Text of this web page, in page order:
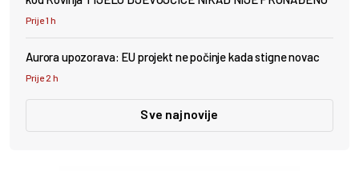
Prije 1 h
Aurora upozorava: EU projekt ne počinje kada stigne novac
Prije 2 h
Sve najnovije